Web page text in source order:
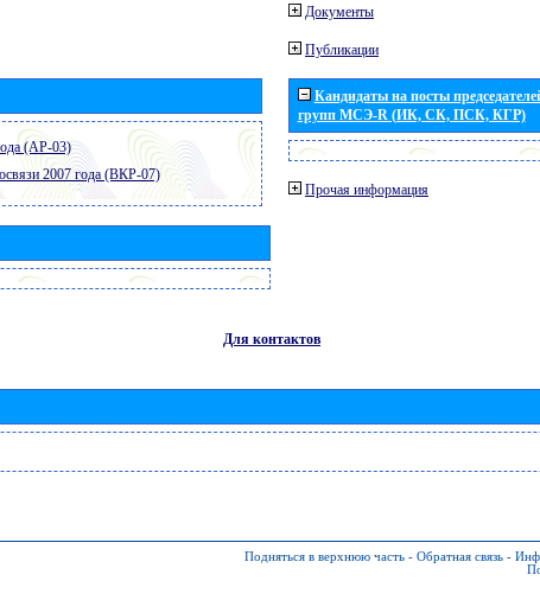
(АР-03)
2007 года (ВКР-07)
Документы
Публикации
Кандидаты на посты
групп МСЭ-R (ИК, СК, ПСК, КГР)
Прочая информация
Для контактов
Подняться в верхнюю часть - Обратная связь -